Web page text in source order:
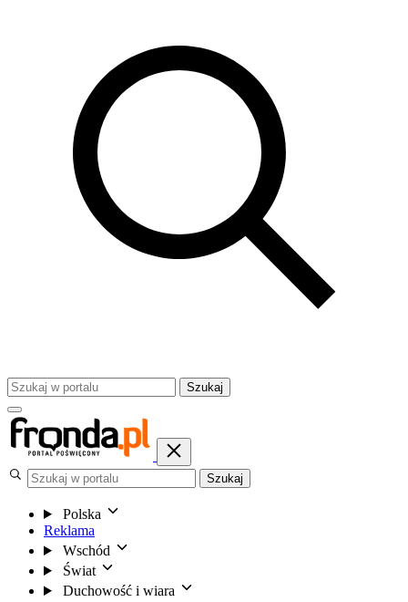
Szukaj
Szukaj
Polska
Reklama
Wschód
Świat
Duchowość i wiara